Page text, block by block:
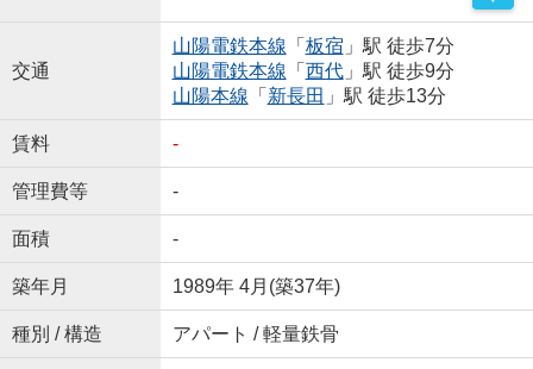
交通
山陽電鉄本線 「 板宿 」駅 徒歩7分
山陽電鉄本線 「 西代」駅 徒歩9分
山陽本線 「 新長田 」駅 徒歩13分
賃料 -
管理費等 -
面積 -
築年月 1989年 4月(築37年)
種別 / 構造 アパート / 軽量鉄骨